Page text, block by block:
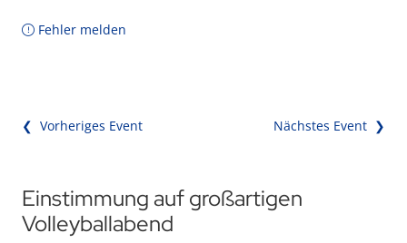
Fehler melden
❮ Vorheriges Event Nächstes Event ❯
Einstimmung auf großartigen
Volleyballabend